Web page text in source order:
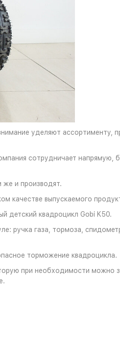
уделяют ассортименту,
сотрудничает напрямую,
же и производят.
качестве выпускаемого
детский квадроцикл Gobi K50.
ручка газа, тормоза,
торможение квадроцикла.
при необходимости можно